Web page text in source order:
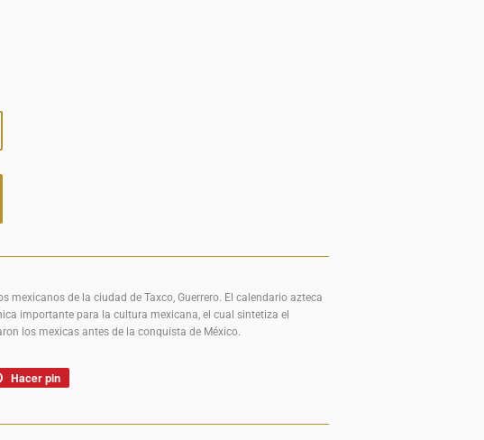
mexicanos de la ciudad de Taxco, Guerrero. El calendario azteca
importante para la cultura mexicana, el cual sintetiza el
los mexicas antes de la conquista de México.
Hacer pin